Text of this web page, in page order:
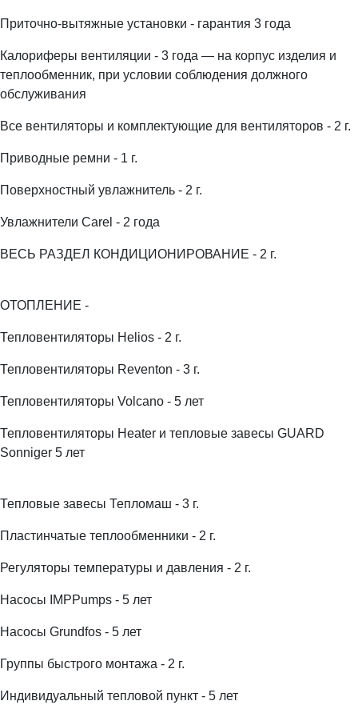
Приточно-вытяжные установки - гарантия 3 года
Калориферы вентиляции - 3 года — на корпус изделия и
теплообменник, при условии соблюдения должного
обслуживания
Все вентиляторы и комплектующие для вентиляторов - 2 г.
Приводные ремни - 1 г.
Поверхностный увлажнитель - 2 г.
Увлажнители Carel - 2 года
ВЕСЬ РАЗДЕЛ КОНДИЦИОНИРОВАНИЕ - 2 г.
ОТОПЛЕНИЕ -
Тепловентиляторы Helios - 2 г.
Тепловентиляторы Reventon - 3 г.
Тепловентиляторы Volcano - 5 лет
Тепловентиляторы Heater и тепловые завесы GUARD
Sonniger 5 лет
Тепловые завесы Тепломаш - 3 г.
Пластинчатые теплообменники - 2 г.
Регуляторы температуры и давления - 2 г.
Насосы IMPPumps - 5 лет
Насосы Grundfos - 5 лет
Группы быстрого монтажа - 2 г.
Индивидуальный тепловой пункт - 5 лет